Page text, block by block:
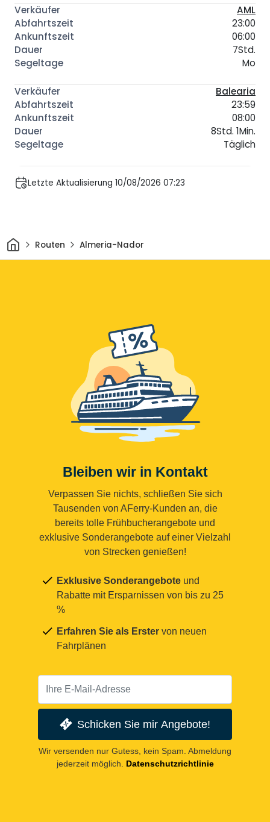
AML
23:00
06:00
7Std.
Mo
Balearia
23:59
08:00
8Std. 1Min.
Täglich
Letzte Aktualisierung 10/08/2026 07:23
HeimRouten Almeria-Nador
Bleiben wir in Kontakt
Verpassen Sie nichts, schließen Sie sich
Tausenden von AFerry-Kunden an, die
bereits tolle Frühbucherangebote und
exklusive Sonderangebote auf einer Vielzahl
von Strecken genießen!
Exklusive Sonderangebote und
Rabatte mit Ersparnissen von bis zu 25
%
Erfahren Sie als Erster von neuen
Fahrplänen
Schicken Sie mir Angebote!
Wir versenden nur Gutess, kein Spam. Abmeldung
jederzeit möglich.
Datenschutzrichtlinie